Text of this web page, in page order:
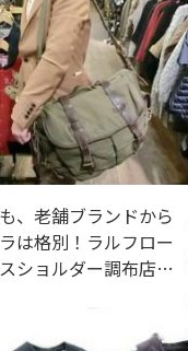
、老舗ブランドから
は格別！ラルフロー
ショルダー調布店入